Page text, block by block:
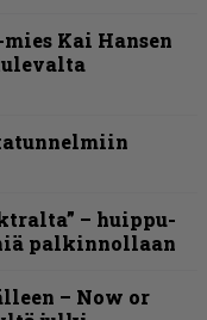
Kai Hansen
– huippu-
palkinnollaan
– Now or